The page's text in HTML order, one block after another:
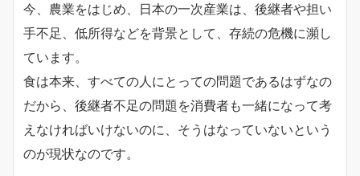
今、農業をはじめ、日本の一次産業は、後継者や担い
手不足、低所得などを背景として、存続の危機に瀕し
ています。
食は本来、すべての人にとっての問題であるはずなの
だから、後継者不足の問題を消費者も一緒になって考
えなければいけないのに、そうはなっていないという
のが現状なのです。